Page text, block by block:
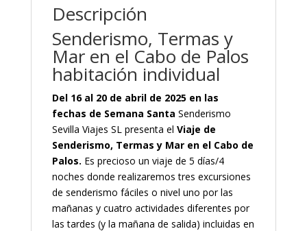
Descripción
Senderismo, Termas y
Mar en el Cabo de Palos
habitación individual
Del 16 al 20 de abril de 2025 en las
fechas de Semana Santa Senderismo
Sevilla Viajes SL presenta el Viaje de
Senderismo, Termas y Mar en el Cabo de
Palos. Es precioso un viaje de 5 días/4
noches donde realizaremos tres excursiones
de senderismo fáciles o nivel uno por las
mañanas y cuatro actividades diferentes por
las tardes (y la mañana de salida) incluidas en